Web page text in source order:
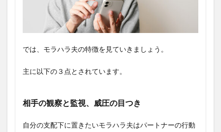
では、モラハラ夫の特徴を見ていきましょう。
主に以下の３点とされています。
相手の観察と監視、威圧の目つき
自分の支配下に置きたいモラハラ夫はパートナーの行動